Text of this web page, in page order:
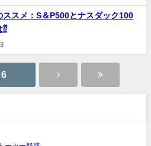
ススメ：S＆P500とナスダック100
⁇